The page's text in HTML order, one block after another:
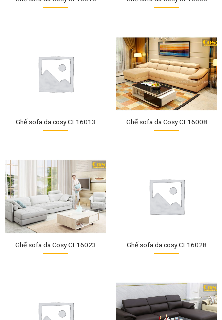
Ghế sofa da cosy CF16013 Ghế sofa da Cosy CF16008
Ghế sofa da Cosy CF16023 Ghế sofa da cosy CF16028